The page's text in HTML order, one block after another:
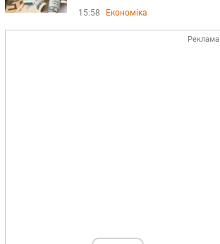
15:58 Економіка
Реклама